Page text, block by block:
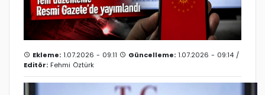
Ekleme: 1.07.2026 - 09:11 Güncelleme: 1.07.2026 - 09:14 /
Editör: Fehmi Öztürk